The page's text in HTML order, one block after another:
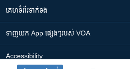
គេហទំព័រ​​ទាក់ទង
ទាញយក​ App ផ្សេងៗ​របស់​ VOA
Accessibility